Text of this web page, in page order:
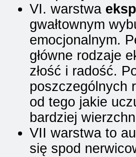
VI. warstwa
gwałtownym
emocjonalnym.
główne rodzaje
złość i radość.
poszczególnych
od tego jakie
bardziej
VII warstwa to
się spod